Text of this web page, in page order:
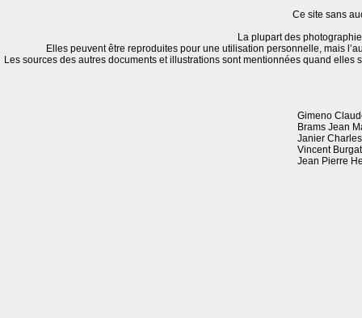
Ce site sans
La plupart des
Elles peuvent être reproduites pour une utilisation personnelle, mais
Les sources des autres documents et illustrations sont mentionnées quand
Gimeno
Brams Jean
Janier Charles
Vincent Burgat
Jean Pierre